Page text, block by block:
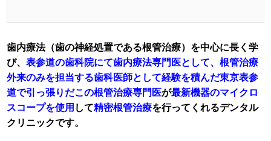
歯内療法（歯の神経処置である根管治療）を中心に長く学
び、表参道の歯科院にて歯内療法専門医として、根管治療
外来のみを担当する歯科医師として経験を積んだ東京表参
道で引っ張りだこの根管治療専門医が最新機器のマイクロ
スコープを使用 して精密根管治療を行ってくれるデンタル
クリニックです。